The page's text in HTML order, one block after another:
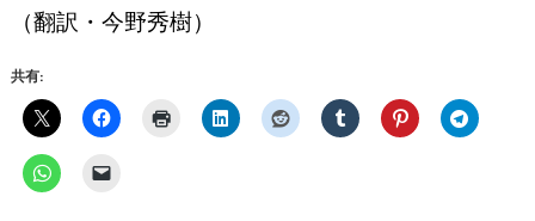
（翻訳・今野秀樹）
共有: